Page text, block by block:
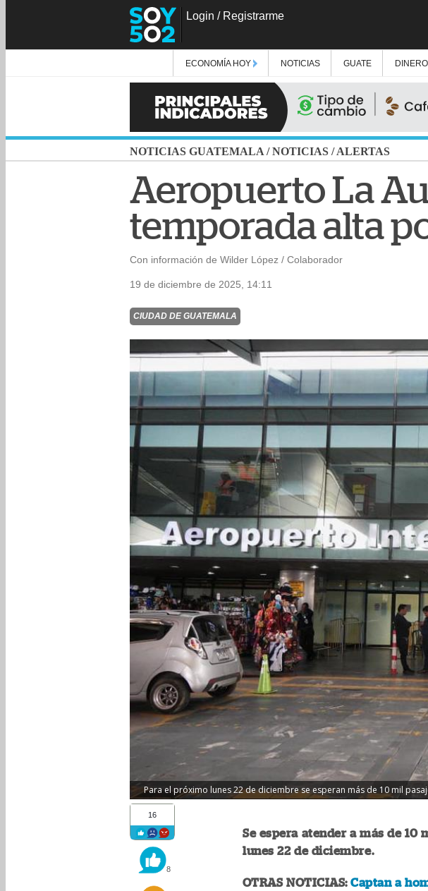
Login / Registrarme
ECONOMÍA HOY NOTICIAS GUATE DINERO
NOTICIAS GUATEMALA /NOTICIAS /ALERTAS
Aeropuerto La
temporada alta
Con información de Wilder López / Colaborador
19 de diciembre de 2025, 14:11
CIUDAD DE GUATEMALA
Para el próximo lunes 22 de diciembre se esperan más de 10 mil
16
8
Se espera atender a más de
lunes 22 de diciembre.
OTRAS NOTICIAS:Captan a